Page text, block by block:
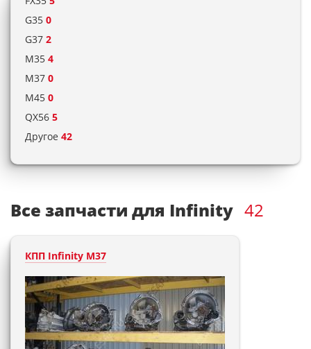
G35 0
G37 2
M35 4
M37 0
M45 0
QX56 5
Другое 42
Все запчасти для Infinity 42
КПП Infinity M37